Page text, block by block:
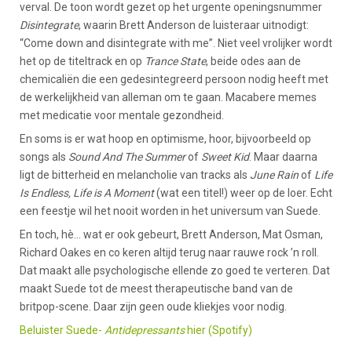
verval. De toon wordt gezet op het urgente openingsnummer
Disintegrate, waarin Brett Anderson de luisteraar uitnodigt:
“Come down and disintegrate with me”. Niet veel vrolijker wordt
het op de titeltrack en op Trance State, beide odes aan de
chemicaliën die een gedesintegreerd persoon nodig heeft met
de werkelijkheid van alleman om te gaan. Macabere memes
met medicatie voor mentale gezondheid.
En soms is er wat hoop en optimisme, hoor, bijvoorbeeld op
songs als Sound And The Summerof Sweet Kid. Maar daarna
ligt de bitterheid en melancholie van tracks als June Rainof Life
Is Endless, Life is A Moment(wat een titel!) weer op de loer. Echt
een feestje wil het nooit worden in het universum van Suede.
En toch, hè... wat er ook gebeurt, Brett Anderson, Mat Osman,
Richard Oakes en co keren altijd terug naar rauwe rock ’n roll.
Dat maakt alle psychologische ellende zo goed te verteren. Dat
maakt Suede tot de meest therapeutische band van de
britpop-scene. Daar zijn geen oude kliekjes voor nodig.
Beluister Suede- Antidepressantshier (Spotify)